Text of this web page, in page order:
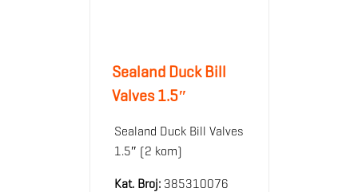
Sealand Duck Bill
Valves 1.5″
Sealand Duck Bill Valves
1.5″ (2 kom)
Kat. Broj:385310076